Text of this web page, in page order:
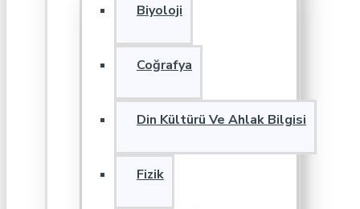
Biyoloji
Coğrafya
Din Kültürü Ve Ahlak Bilgisi
Fizik